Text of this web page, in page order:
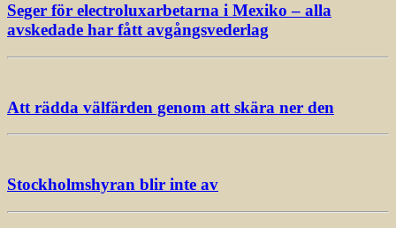
Seger för electroluxarbetarna i Mexiko – alla
avskedade har fått avgångsvederlag
Att rädda välfärden genom att skära ner den
Stockholmshyran blir inte av